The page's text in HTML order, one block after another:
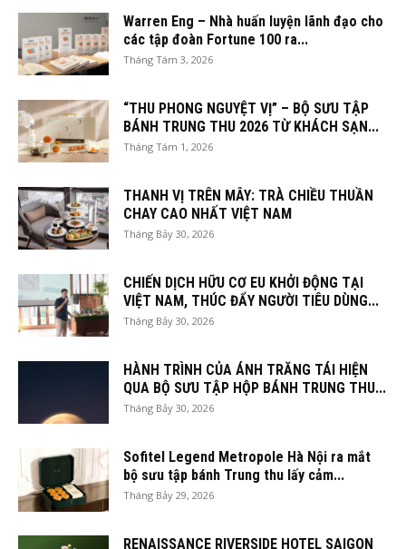
Warren Eng – Nhà huấn luyện lãnh đạo cho
các tập đoàn Fortune 100 ra...
Tháng Tám 3, 2026
“THU PHONG NGUYỆT VỊ” – BỘ SƯU TẬP
BÁNH TRUNG THU 2026 TỪ KHÁCH SẠN...
Tháng Tám 1, 2026
THANH VỊ TRÊN MÂY: TRÀ CHIỀU THUẦN
CHAY CAO NHẤT VIỆT NAM
Tháng Bảy 30, 2026
CHIẾN DỊCH HỮU CƠ EU KHỞI ĐỘNG TẠI
VIỆT NAM, THÚC ĐẨY NGƯỜI TIÊU DÙNG...
Tháng Bảy 30, 2026
HÀNH TRÌNH CỦA ÁNH TRĂNG TÁI HIỆN
QUA BỘ SƯU TẬP HỘP BÁNH TRUNG THU...
Tháng Bảy 30, 2026
Sofitel Legend Metropole Hà Nội ra mắt
bộ sưu tập bánh Trung thu lấy cảm...
Tháng Bảy 29, 2026
RENAISSANCE RIVERSIDE HOTEL SAIGON